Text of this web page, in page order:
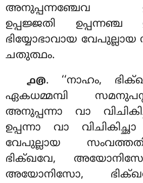
അനുപ്പന്നഞ്ചേവ
ഉപ്പജ്ജതി ഉപ്പന്നഞ്ച
ഭിയ്യോഭാവായ വേപുല്ലായ
ചതുത്ഥം.
൧൫. ‘‘നാഹം,
ഏകധമ്മമ്പി
അനുപ്പന്നാ വാ
ഉപ്പന്നാ വാ
വേപുല്ലായ
ഭിക്ഖവേ,
അയോനിസോ,